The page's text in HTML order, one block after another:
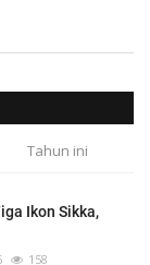
Tahun ini
Ikon Sikka,
158